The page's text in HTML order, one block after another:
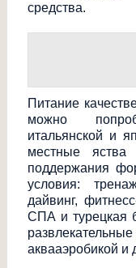
средства.
Питание
можно
итальянской и
местные яства
поддержания
условия:
дайвинг,
СПА и турецкая
аквааэробикой и